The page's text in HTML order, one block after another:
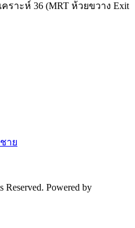
าะห์ 36 (MRT ห้วยขวาง Exit
าย
Reserved. Powered by